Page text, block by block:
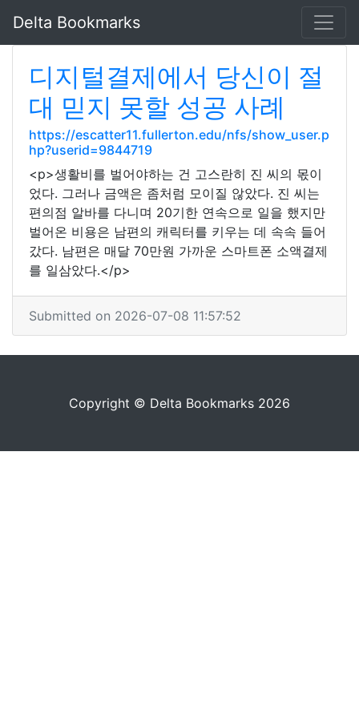
Delta Bookmarks
디지털결제에서 당신이 절
대 믿지 못할 성공 사례
https://escatter11.fullerton.edu/nfs/show_user.p
hp?userid=9844719
<p>생활비를 벌어야하는 건 고스란히 진 씨의 몫이
었다. 그러나 금액은 좀처럼 모이질 않았다. 진 씨는
편의점 알바를 다니며 20기한 연속으로 일을 했지만
벌어온 비용은 남편의 캐릭터를 키우는 데 속속 들어
갔다. 남편은 매달 70만원 가까운 스마트폰 소액결제
를 일삼았다.</p>
Submitted on 2026-07-08 11:57:52
Copyright © Delta Bookmarks 2026